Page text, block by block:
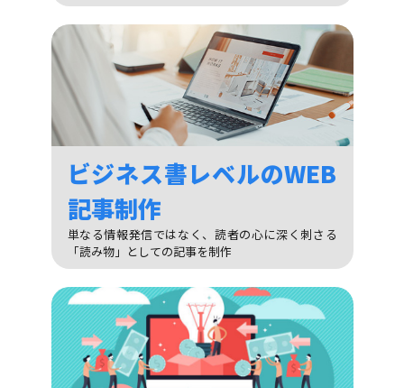
ビジネス書レベルのWEB
記事制作
単なる情報発信ではなく、読者の心に深く刺さる
「読み物」としての記事を制作